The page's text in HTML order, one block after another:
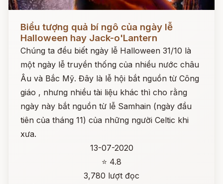
Đọc ngay
Biểu tượng quả bí ngô của ngày lễ
Halloween hay Jack-o'Lantern
Chúng ta đều biết ngày lễ Halloween 31/10 là
một ngày lễ truyền thống của nhiều nước châu
Âu và Bắc Mỹ. Đây là lễ hội bắt nguồn từ Công
giáo , nhưng nhiều tài liệu khác thì cho rằng
ngày này bắt nguồn từ lễ Samhain (ngày đầu
tiên của tháng 11) của những người Celtic khi
xưa.
13-07-2020
⭐ 4.8
3,780 lượt đọc